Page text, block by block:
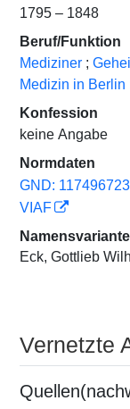
1795 – 1848
Beruf/Funktion
Mediziner ;
Medizin in Berlin
Konfession
keine Angabe
Normdaten
GND: 117496723
VIAF
Eck, Gottlieb
Vernetzte